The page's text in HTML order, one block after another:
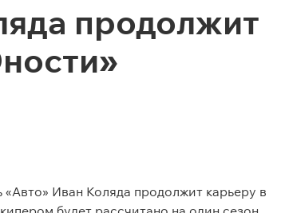
продолжит
«Авто» Иван Коляда продолжит карьеру в